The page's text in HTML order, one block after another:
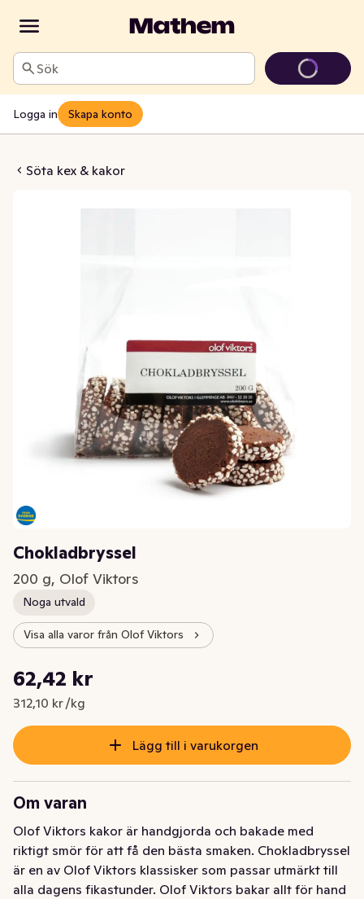
Sök
Logga in Skapa konto
Söta kex & kakor
Chokladbryssel
200 g, Olof Viktors
Noga utvald
Visa alla varor från Olof Viktors
Nuvarande pris är: 62,42 kr
62,42 kr
312,10 kr /kg
Styckpris: 312,10 kr /kg
Lägg till i varukorgen
Om varan
Olof Viktors kakor är handgjorda och bakade med
riktigt smör för att få den bästa smaken. Chokladbryssel
är en av Olof Viktors klassisker som passar utmärkt till
alla dagens fikastunder. Olof Viktors bakar allt för hand